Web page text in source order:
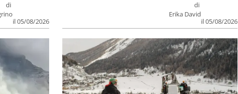
di
il 05/08/2026
di
Erika David
il 05/08/2026